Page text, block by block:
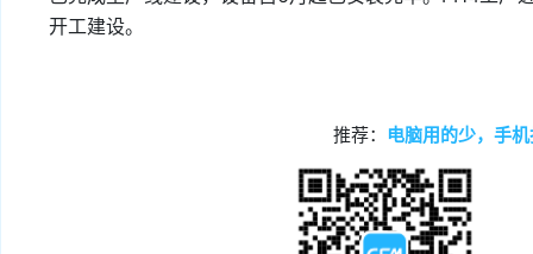
开工建设。
推荐： 电脑用的少，手